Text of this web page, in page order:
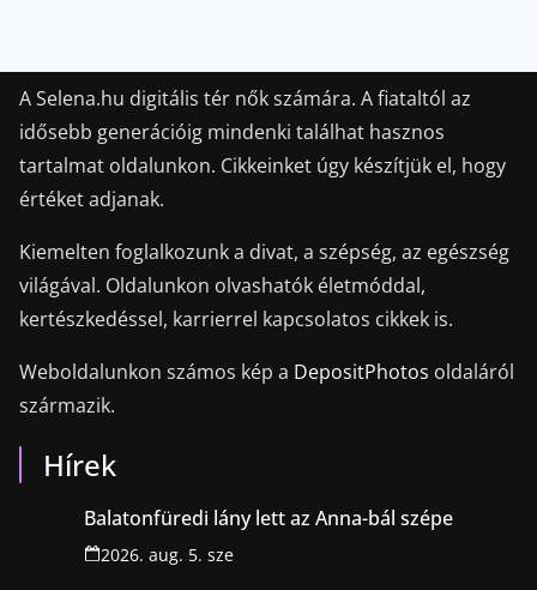
A Selena.hu digitális tér nők számára. A fiataltól az
idősebb generációig mindenki találhat hasznos
tartalmat oldalunkon. Cikkeinket úgy készítjük el, hogy
értéket adjanak.
Kiemelten foglalkozunk a divat, a szépség, az egészség
világával. Oldalunkon olvashatók életmóddal,
kertészkedéssel, karrierrel kapcsolatos cikkek is.
Weboldalunkon számos kép a DepositPhotos oldaláról
származik.
Hírek
Balatonfüredi lány lett az Anna-bál szépe
2026. aug. 5. sze